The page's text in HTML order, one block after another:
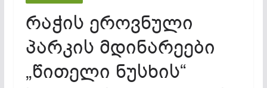
რაჭის ეროვნული
პარკის მდინარეები
„წითელი ნუსხის“